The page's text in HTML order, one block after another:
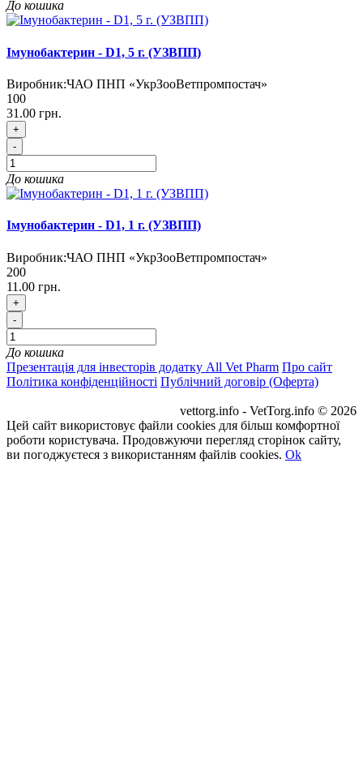
До кошика
Імунобактерин - D1, 5 г. (УЗВПП)
Виробник:ЧАО ПНП «УкрЗооВетпромпостач»
100
31.00 грн.
+
-
До кошика
Імунобактерин - D1, 1 г. (УЗВПП)
Виробник:ЧАО ПНП «УкрЗооВетпромпостач»
200
11.00 грн.
+
-
До кошика
Презентація для інвесторів додатку All Vet Pharm Про сайт
Політика конфіденційності Публічний договір (Оферта)
vettorg.info - VetTorg.info © 2026
Цей сайт використовує файли cookies для більш комфортної
роботи користувача. Продовжуючи перегляд сторінок сайту,
ви погоджуєтеся з використанням файлів cookies. Ok